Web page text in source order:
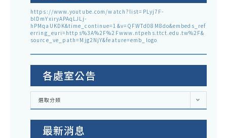
https://www.youtube.com/watch?list=PLyj7F-
blDmYxiryAPAqLJLj-
hPMqaUKDK&time_continue=1&v=QFWTd08M8do&embeds_ref
erring_euri=https%3A%2F%2Fwww.ntpehs.ttct.edu.tw%2F&
source_ve_path=Mjg2NjY&feature=emb_logo
各處室公告
各
室
選取分類
最新消息